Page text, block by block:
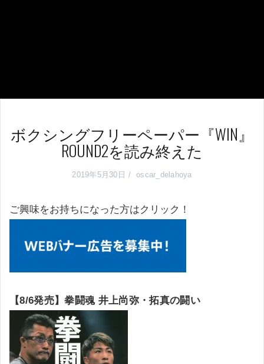
ボクシングフリーペーパー『WIN』
ROUND2を読み終えた
2019年5月30日 oscar_delahoya
ご興味をお持ちになった方はクリック！
【8/6発売】拳闘魂 井上尚弥・拓真の闘い